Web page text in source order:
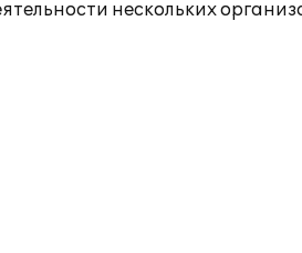
нескольких